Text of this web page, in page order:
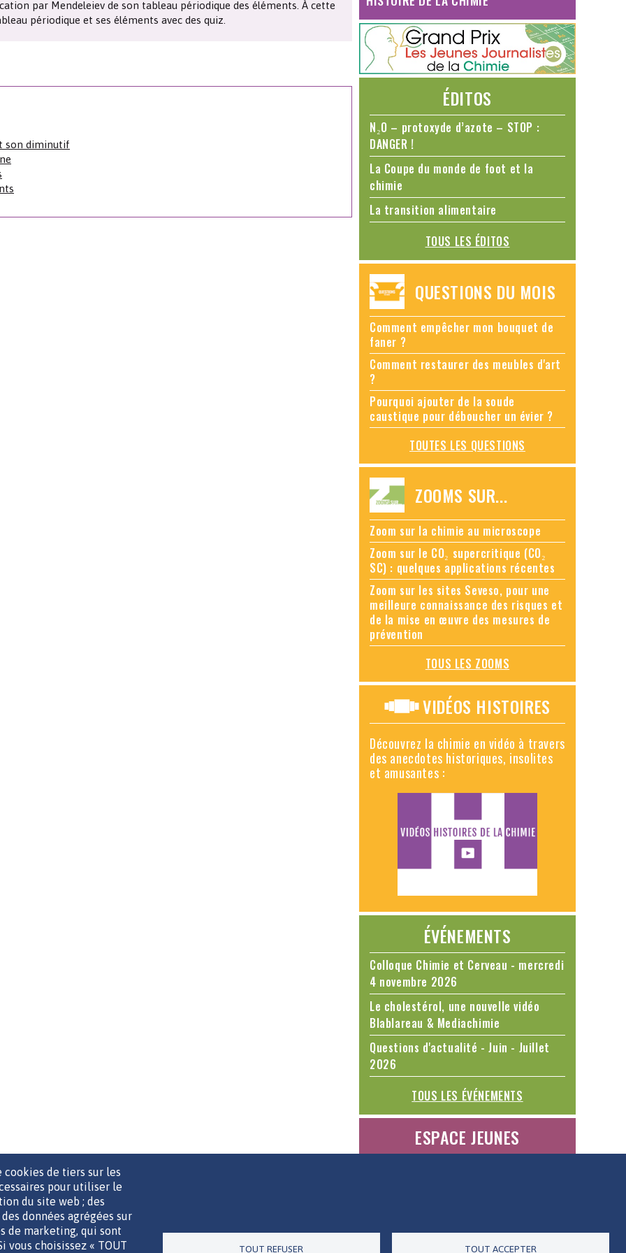
par Mendeleiev de son tableau périodique des éléments. À cette
périodique et ses éléments avec des quiz.
son diminutif
ÉDITOS
N₂O – protoxyde d’azote – STOP :
DANGER !
La Coupe du monde de foot et la
chimie
La transition alimentaire
TOUS LES ÉDITOS
QUESTIONS DU MOIS
Comment empêcher mon bouquet de
faner ?
Comment restaurer des meubles d'art
?
Pourquoi ajouter de la soude
caustique pour déboucher un évier ?
TOUTES LES QUESTIONS
ZOOMS SUR...
Zoom sur la chimie au microscope
Zoom sur le CO₂ supercritique (CO₂
SC) : quelques applications récentes
Zoom sur les sites Seveso, pour une
meilleure connaissance des risques et
de la mise en œuvre des mesures de
prévention
TOUS LES ZOOMS
VIDÉOS HISTOIRES
Découvrez la chimie en vidéo à travers
des anecdotes historiques, insolites
et amusantes :
ÉVÉNEMENTS
Colloque Chimie et Cerveau - mercredi
4 novembre 2026
Le cholestérol, une nouvelle vidéo
Blablareau & Mediachimie
Questions d'actualité - Juin - Juillet
2026
TOUS LES ÉVÉNEMENTS
ESPACE JEUNES
DE COMMUNICATION
cookies de tiers sur les
pour utiliser le
du site web ; des
données agrégées sur
de marketing, qui sont
vous choisissez « TOUT
TOUT REFUSER TOUT ACCEPTER
Les chimistes dans...
Fiches métiers
Enseignement
Chimie et Notre-Dame